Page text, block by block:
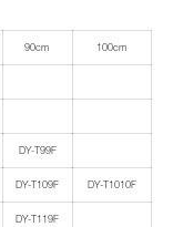
90cm 100cm
DY-T99F
DY-T109F DY-T1010F
DY-T119F